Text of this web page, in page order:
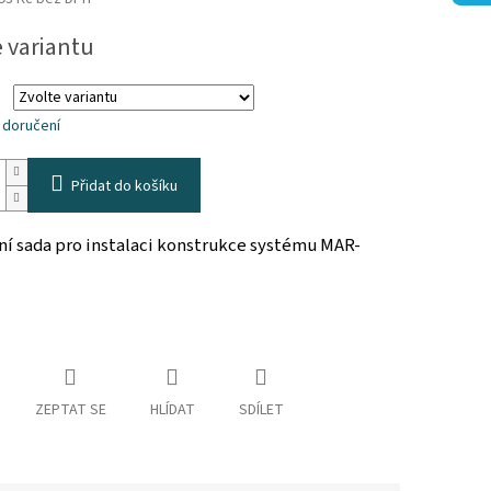
variantu
Přidat do košíku
sada pro instalaci konstrukce systému MAR-
ZEPTAT SE HLÍDAT SDÍLET